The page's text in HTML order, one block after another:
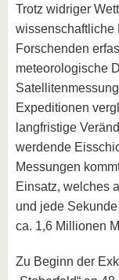
Trotz widriger
wissenschaftliche
Forschenden
meteorologische
Expeditionen
langfristige
werdende
Messungen
Einsatz, welches
und jede
ca. 1,6 Millionen
Zu Beginn der